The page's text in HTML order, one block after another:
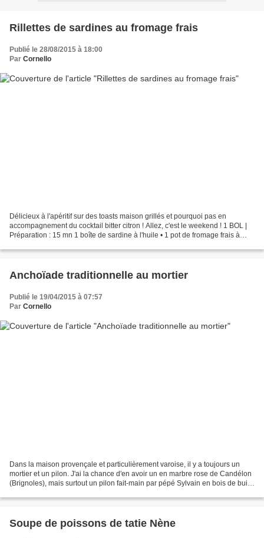
Rillettes de sardines au fromage frais
Publié le 28/08/2015 à 18:00
Par Cornello
Délicieux à l'apéritif sur des toasts maison grillés et pourquoi pas en
accompagnement du cocktail bitter citron ! Allez, c'est le weekend ! 1 BOL |
Préparation : 15 mn 1 boîte de sardine à l'huile • 1 pot de fromage frais à
Anchoïade traditionnelle au mortier
Publié le 19/04/2015 à 07:57
Par Cornello
Dans la maison provençale et particulièrement varoise, il y a toujours un
mortier et un pilon. J'ai la chance d'en avoir un en marbre rose de Candélon
(Brignoles), mais surtout un pilon fait-main par pépé Sylvain en bois de buis,
Soupe de poissons de tatie Nène